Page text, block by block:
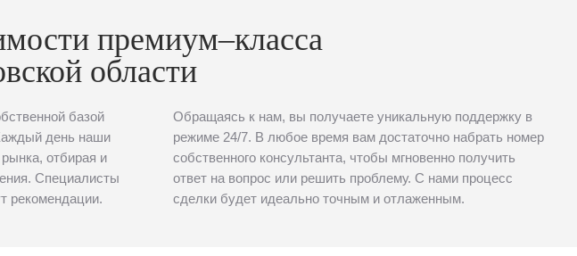
премиум–класса
области
базой
день наши
отбирая и
Специалисты
рекомендации.
Обращаясь к нам, вы получаете уникальную поддержку в
режиме 24/7. В любое время вам достаточно набрать номер
собственного консультанта, чтобы мгновенно получить
ответ на вопрос или решить проблему. С нами процесс
сделки будет идеально точным и отлаженным.